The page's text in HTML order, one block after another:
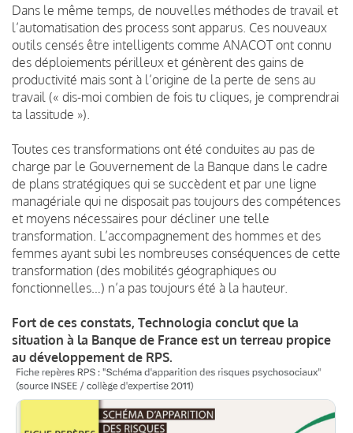
Dans le même temps, de nouvelles méthodes de travail et
l’automatisation des process sont apparus. Ces nouveaux
outils censés être intelligents comme ANACOT ont connu
des déploiements périlleux et génèrent des gains de
productivité mais sont à l’origine de la perte de sens au
travail (« dis-moi combien de fois tu cliques, je comprendrai
ta lassitude »).
Toutes ces transformations ont été conduites au pas de
charge par le Gouvernement de la Banque dans le cadre
de plans stratégiques qui se succèdent et par une ligne
managériale qui ne disposait pas toujours des compétences
et moyens nécessaires pour décliner une telle
transformation. L’accompagnement des hommes et des
femmes ayant subi les nombreuses conséquences de cette
transformation (des mobilités géographiques ou
fonctionnelles…) n’a pas toujours été à la hauteur.
Fort de ces constats, Technologia conclut que la
situation à la Banque de France est un terreau propice
au développement de RPS.